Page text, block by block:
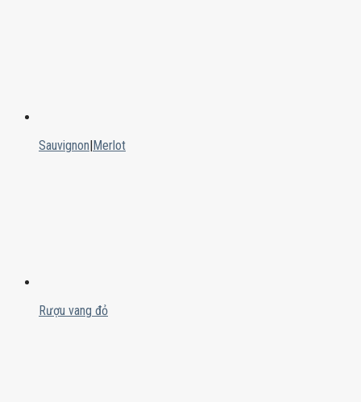
Sauvignon|Merlot
Rượu vang đỏ